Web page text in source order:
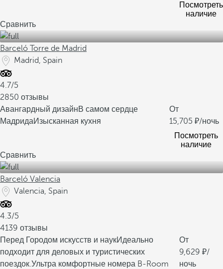
Посмотреть
наличие
Сравнить
Barceló Torre de Madrid
Madrid, Spain
4.7/5
2850 отзывы
Авангардный дизайнВ самом сердце
МадридаИзысканная кухня
От
15,705
/ночь
Посмотреть
наличие
Сравнить
Barceló Valencia
Valencia, Spain
4.3/5
4139 отзывы
Перед Городом искусств и наукИдеально
подходит для деловых и туристических
поездок.Ультра комфортные номера B-Room
От
9,629
/
ночь